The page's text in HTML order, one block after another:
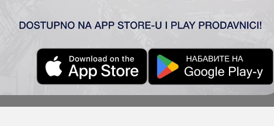
‘), Stanić (Kuveljić74‘), Cvetković – Pantović (Đakovac